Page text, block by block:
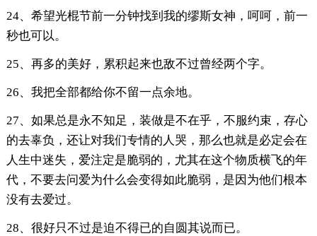
24、希望光棍节前一分钟找到我的缪斯女神，呵呵，前一
秒也可以。
25、再多的美好，累积起来也敌不过曾经两个字。
26、我把全部都给你不留一点余地。
27、如果总是永不知足，装做是不在乎，不服约束，存心
的去辜负，还让对我们专情的人哭，那么也就是必定会在
人生中迷失，爱注定是脆弱的，尤其在这个物质横飞的年
代，不要去问爱为什么会变得如此脆弱，是因为他们根本
没有去爱过。
28、很好只不过是迫不得已的自圆其说而已。